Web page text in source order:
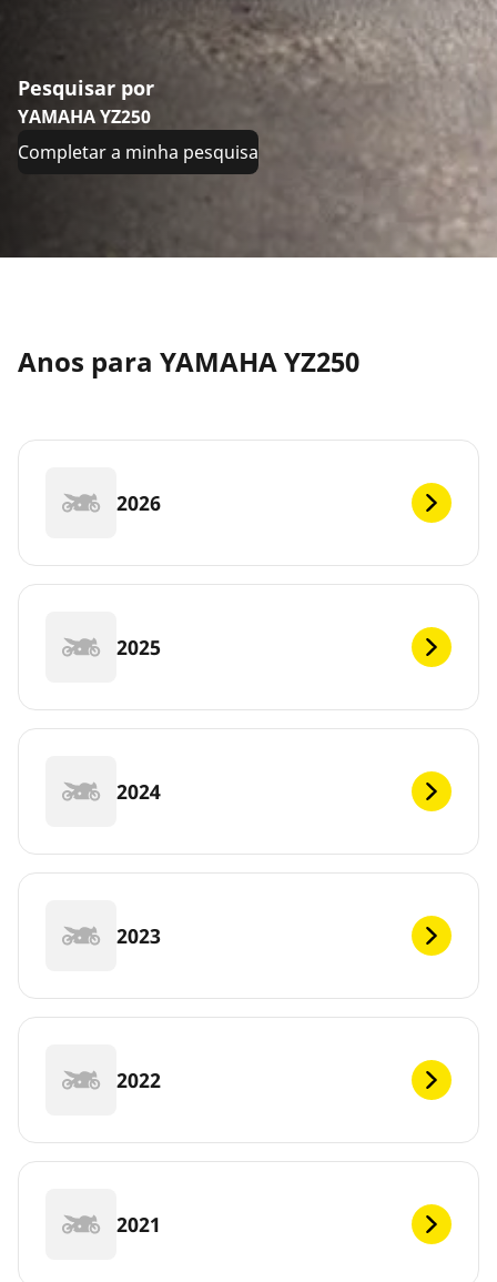
Pesquisar por
YAMAHA YZ250
Completar a minha pesquisa
Anos para YAMAHA YZ250
2026
2025
2024
2023
2022
2021